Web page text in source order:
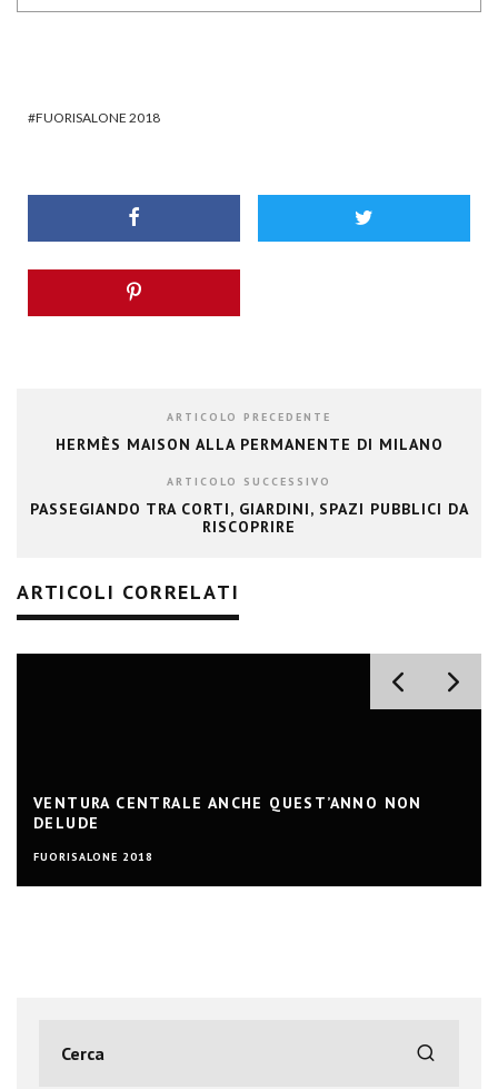
FUORISALONE 2018
ARTICOLO PRECEDENTE
HERMÈS MAISON ALLA PERMANENTE DI MILANO
ARTICOLO SUCCESSIVO
PASSEGIANDO TRA CORTI, GIARDINI, SPAZI PUBBLICI DA
RISCOPRIRE
ARTICOLI CORRELATI
VENTURA CENTRALE ANCHE QUEST’ANNO NON
DELUDE
FUORISALONE 2018